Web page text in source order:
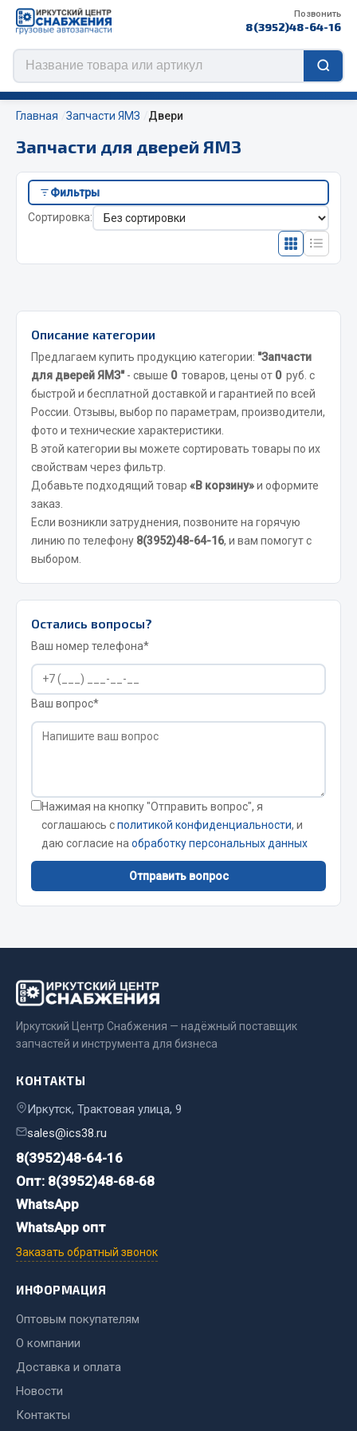
Позвонить
8(3952)48-64-16
Цепи противоскольжения
ЦЕПИ РОССИЯ
Весь раздел
Отопители салона, подогреватели
Автономные воздушные отопители
Жидкостные подогреватели
Отопители салона
Подогреватели тосола
Весь раздел
Автотовары
Автокаталоги
Аксессуары автомобильные
Брызговики
Вентиляторы кабины
Вымпела
Весь раздел
Смазочные материалы
Охладжающие жидкости
Болты
Пресс-масленки
Пробки
Пружины
Хомуты
Весь раздел
Соединительные элементы
Camozzi
Главная Запчасти ЯМЗ Двери
Запчасти для дверей ЯМЗ
Фильтры
Сортировка:
Описание категории
Предлагаем купить продукцию категории: "Запчасти
для дверей ЯМЗ"- свыше 0 товаров, цены от 0 руб. с
быстрой и бесплатной доставкой и гарантией по всей
России. Отзывы, выбор по параметрам, производители,
фото и технические характеристики.
В этой категории вы можете сортировать товары по их
свойствам через фильтр.
Добавьте подходящий товар «В корзину»и оформите
заказ.
Если возникли затруднения, позвоните на горячую
линию по телефону 8(3952)48-64-16, и вам помогут с
выбором.
Остались вопросы?
Ваш номер телефона*
Ваш вопрос*
Нажимая на кнопку "Отправить вопрос", я
соглашаюсь сполитикой конфиденциальности, и
даю согласие на обработку персональных данных
Отправить вопрос
Иркутский Центр Снабжения — надёжный поставщик
запчастей и инструмента для бизнеса
КОНТАКТЫ
Иркутск, Трактовая улица, 9
sales@ics38.ru
8(3952)48-64-16
Опт: 8(3952)48-68-68
WhatsApp
WhatsApp опт
Заказать обратный звонок
ИНФОРМАЦИЯ
Оптовым покупателям
О компании
Доставка и оплата
Новости
Контакты